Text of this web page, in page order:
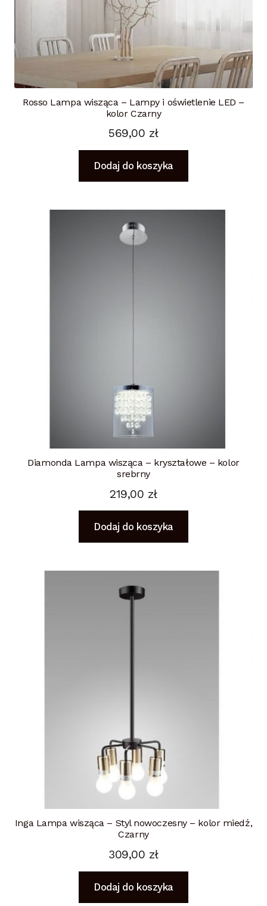
Rosso Lampa wisząca – Lampy i oświetlenie LED –
kolor Czarny
569,00 zł
Dodaj do koszyka
Diamonda Lampa wisząca – kryształowe – kolor
srebrny
219,00 zł
Dodaj do koszyka
Inga Lampa wisząca – Styl nowoczesny – kolor miedź,
Czarny
309,00 zł
Dodaj do koszyka